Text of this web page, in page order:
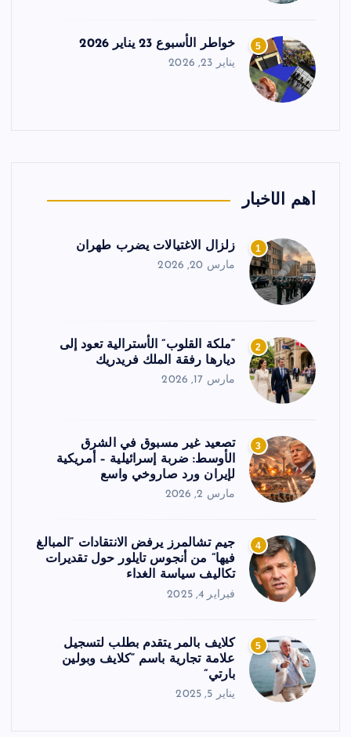
5 خواطر الأسبوع 23 يناير 2026
يناير 23, 2026
أهم الأخبار
1 زلزال الاغتيالات يضرب طهران
مارس 20, 2026
2
“ملكة القلوب” الأسترالية تعود إلى
ديارها رفقة الملك فريدريك
مارس 17, 2026
3
تصعيد غير مسبوق في الشرق
الأوسط: ضربة إسرائيلية – أمريكية
لإيران ورد صاروخي واسع
مارس 2, 2026
4
جيم تشالمرز يرفض الانتقادات “المبالغ
فيها” من أنجوس تايلور حول تقديرات
تكاليف سياسة الغداء
فبراير 4, 2025
5
كلايف بالمر يتقدم بطلب لتسجيل
علامة تجارية باسم “كلايف وبولين
بارتي”
يناير 5, 2025